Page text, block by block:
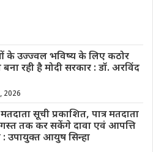
के उज्ज्वल भविष्य के लिए कठोर
रही है मोदी सरकार : डॉ. अरविंद
2026
मतदाता सूची प्रकाशित, पात्र मतदाता
तक कर सकेंगे दावा एवं आपत्ति
: उपायुक्त आयुष सिन्हा